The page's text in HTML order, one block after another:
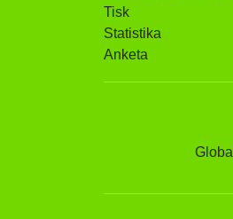
Tisk
Statistika
Anketa
Global